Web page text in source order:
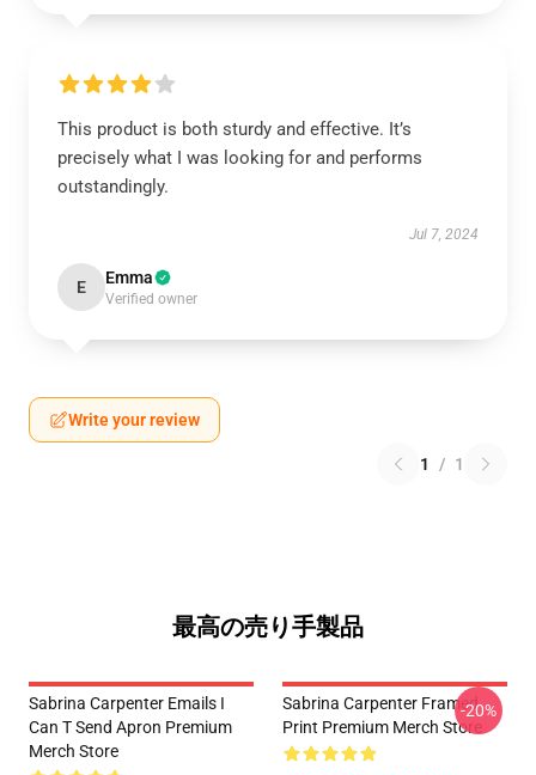
This product is both sturdy and effective. It’s
precisely what I was looking for and performs
outstandingly.
Jul 7, 2024
E Emma
Verified owner
Write your review
1 / 1
最高の売り手製品
Sabrina Carpenter Emails I
Can T Send Apron Premium
Merch Store
Sabrina Carpenter Framed
Print Premium Merch Store
-20%